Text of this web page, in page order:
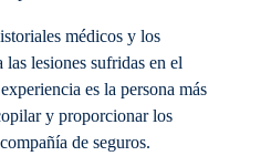
médicos y los
las lesiones sufridas en el
es la persona más
y proporcionar los
de seguros.